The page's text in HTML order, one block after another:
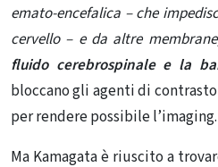
emato-encefalica – che
cervello – e da altre
fluido cerebrospinale e la
bloccano gli agenti di
per rendere possibile l’imaging.
Ma Kamagata è riuscito a